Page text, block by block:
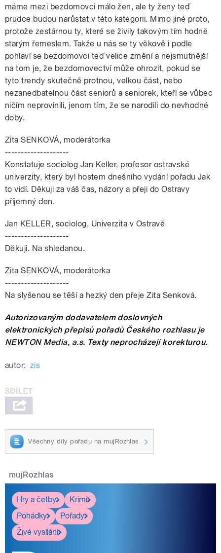
máme mezi bezdomovci málo žen, ale ty ženy teď
prudce budou narůstat v této kategorii. Mimo jiné proto,
protože zestárnou ty, které se živily takovým tím hodně
starým řemeslem. Takže u nás se ty věkově i podle
pohlaví se bezdomovci teď velice změní a nejsmutnější
na tom je, že bezdomovectví může ohrozit, pokud se
tyto trendy skutečně protnou, velkou část, nebo
nezanedbatelnou část seniorů a seniorek, kteří se vůbec
ničím neprovinili, jenom tím, že se narodili do nevhodné
doby.
Zita SENKOVÁ, moderátorka
--------------------
Konstatuje sociolog Jan Keller, profesor ostravské
univerzity, který byl hostem dnešního vydání pořadu Jak
to vidí. Děkuji za váš čas, názory a přeji do Ostravy
příjemný den.
Jan KELLER, sociolog, Univerzita v Ostravě
--------------------
Děkuji. Na shledanou.
Zita SENKOVÁ, moderátorka
--------------------
Na slyšenou se těší a hezký den přeje Zita Senková.
Autorizovaným dodavatelem doslovných
elektronických přepisů pořadů Českého rozhlasu je
NEWTON Media, a.s. Texty neprocházejí korekturou.
autor: zis
Všechny díly pořadu na mujRozhlas
mujRozhlas
Hry a četby
Krimi
Pohádky
Pořady
Živé vysílání